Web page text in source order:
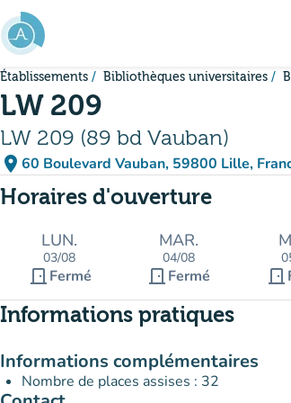
Aller au contenu principal
Établissements Bibliothèques universitaires
LW 209
LW 209 (89 bd Vauban)
place 60 Boulevard Vauban, 59800 Lille,
(ouvrir dans Google
(nouvel onglet)
Horaires d'ouverture
LUN.
03/08
door_front Fermé
MAR.
04/08
door_front Fermé door_front
Informations pratiques
Informations complémentaires
Nombre de places assises : 32